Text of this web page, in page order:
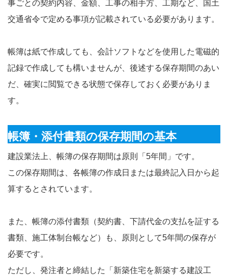
事ごとの契約内容、金額、工事の相手方、工期など、国土
交通省令で定める事項が記載されている必要があります。
帳簿は紙で作成しても、会計ソフトなどを使用した電磁的
記録で作成しても構いませんが、後述する保存期間のあい
だ、確実に閲覧できる状態で保存しておく必要がありま
す。
帳簿・添付書類の保存期間の基本
建設業法上、帳簿の保存期間は原則「5年間」です。
この保存期間は、各帳簿の作成日または最終記入日から起
算するとされています。
また、帳簿の添付書類（契約書、下請代金の支払を証する
書類、施工体制台帳など）も、原則として5年間の保存が
必要です。
ただし、発注者と締結した「新築住宅を新築する建設工